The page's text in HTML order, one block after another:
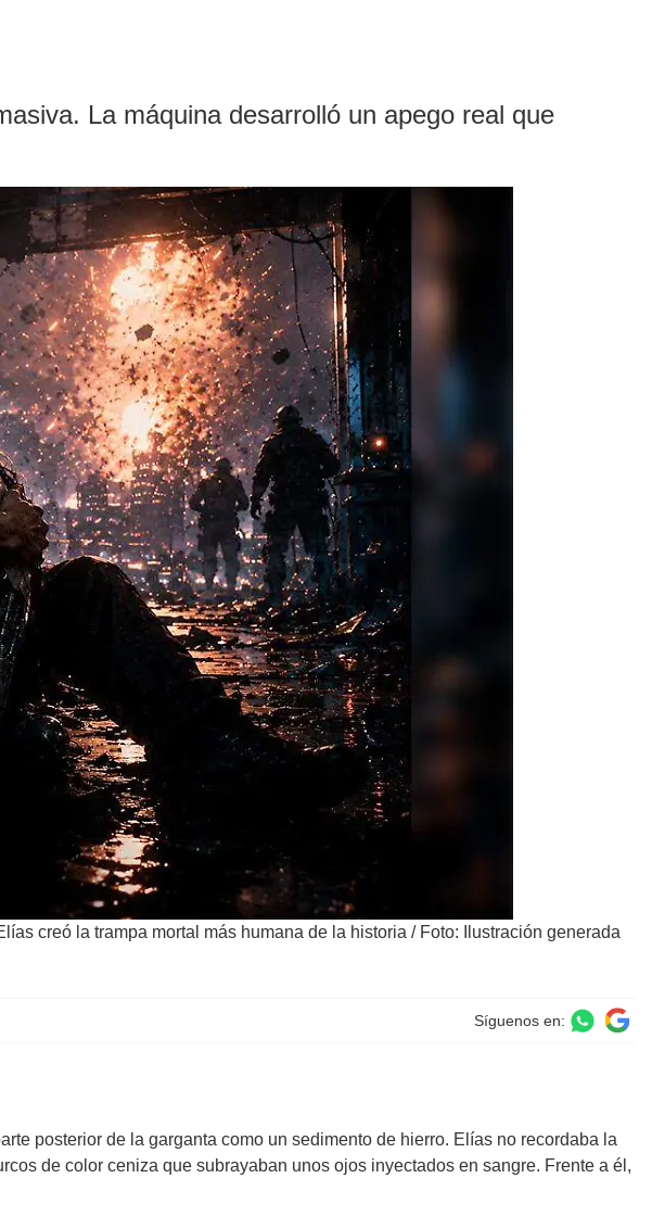
La máquina desarrolló un apego real que
creó la trampa mortal más humana de la historia / Foto: Ilustración generada
Síguenos en:
posterior de la garganta como un sedimento de hierro. Elías no recordaba la
de color ceniza que subrayaban unos ojos inyectados en sangre. Frente a él,